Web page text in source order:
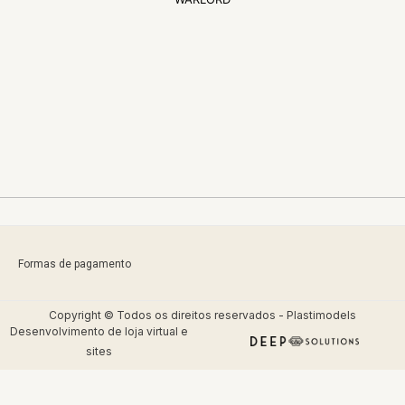
Formas de pagamento
Copyright © Todos os direitos reservados - Plastimodels
Desenvolvimento de loja virtual e
sites